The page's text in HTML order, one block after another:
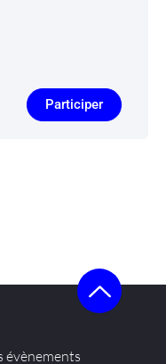
Participer
évènements